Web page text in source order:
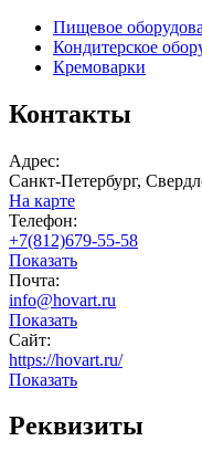
Пищевое
Кондитерское
Кремоварки
Контакты
Адрес:
Санкт-Петербург,
На карте
Телефон:
+7(812)679-55-58
Показать
Почта:
info@hovart.ru
Показать
Сайт:
https://hovart.ru/
Показать
Реквизиты